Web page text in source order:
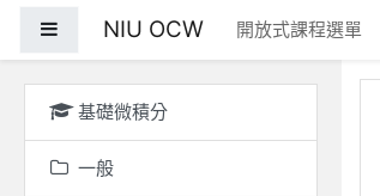
NIU OCW 開放式課程選單
基礎微積分
一般